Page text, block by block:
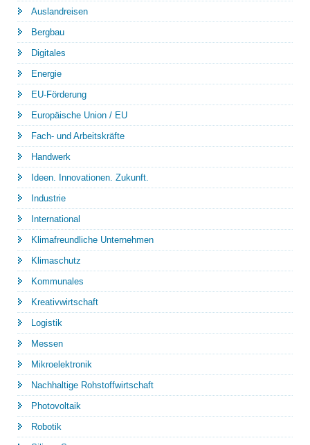
Auslandreisen
Bergbau
Digitales
Energie
EU-Förderung
Europäische Union / EU
Fach- und Arbeitskräfte
Handwerk
Ideen. Innovationen. Zukunft.
Industrie
International
Klimafreundliche Unternehmen
Klimaschutz
Kommunales
Kreativwirtschaft
Logistik
Messen
Mikroelektronik
Nachhaltige Rohstoffwirtschaft
Photovoltaik
Robotik